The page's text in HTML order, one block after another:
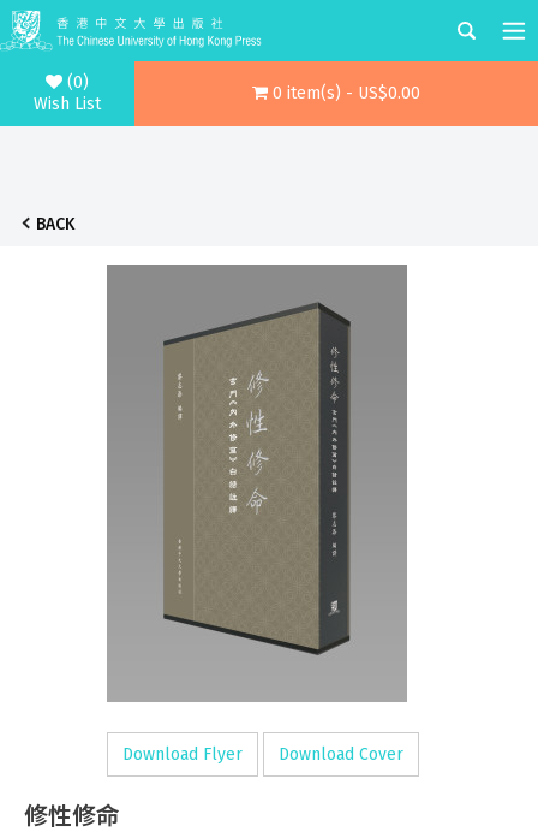
(0)
Wish List
0 item(s) - US$0.00
BACK
Download Flyer Download Cover
修性修命